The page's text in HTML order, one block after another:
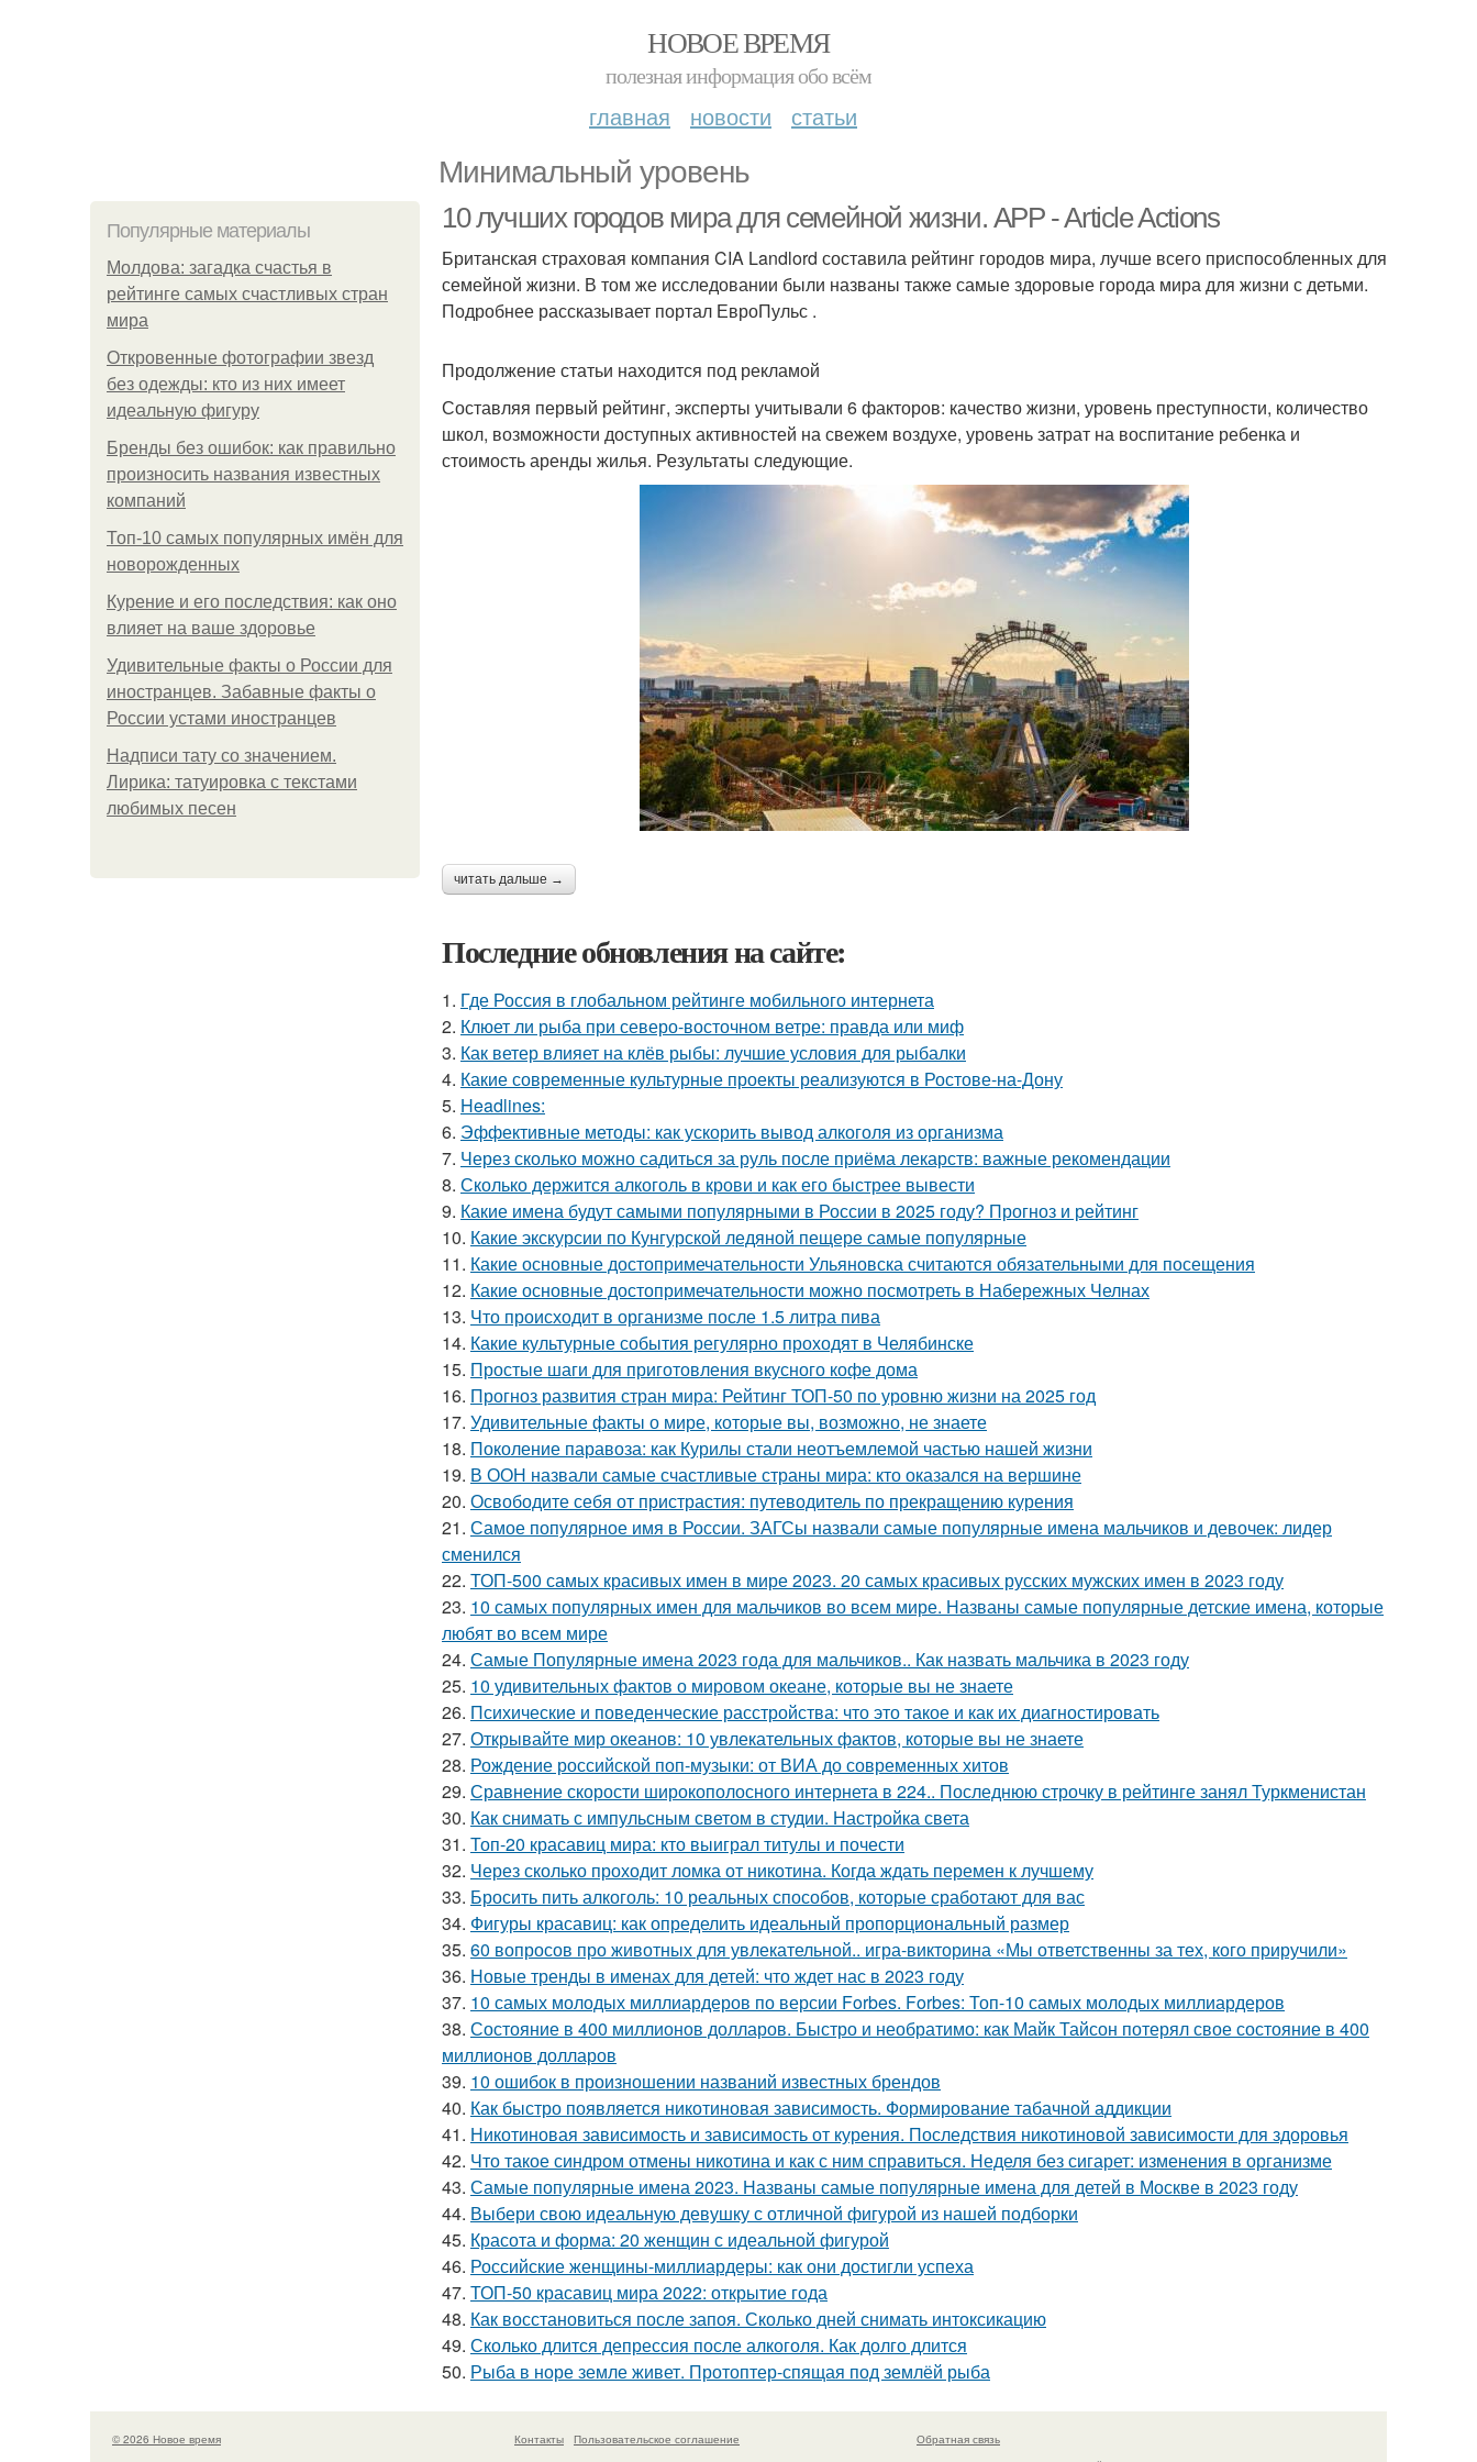
НОВОЕ ВРЕМЯ
полезная информация обо всём
главная новости статьи
Минимальный уровень
Популярные материалы
Молдова: загадка счастья в
рейтинге самых счастливых стран
мира
Откровенные фотографии звезд
без одежды: кто из них имеет
идеальную фигуру
Бренды без ошибок: как правильно
произносить названия известных
компаний
Топ-10 самых популярных имён для
новорожденных
Курение и его последствия: как оно
влияет на ваше здоровье
Удивительные факты о России для
иностранцев. Забавные факты о
России устами иностранцев
Надписи тату со значением.
Лирика: татуировка с текстами
любимых песен
10 лучших городов мира для семейной жизни. APP - Article Actions
Британская страховая компания CIA Landlord составила рейтинг городов мира, лучше всего приспособленных для
семейной жизни. В том же исследовании были названы также самые здоровые города мира для жизни с детьми.
Подробнее рассказывает портал ЕвроПульс .
Продолжение статьи находится под рекламой
Составляя первый рейтинг, эксперты учитывали 6 факторов: качество жизни, уровень преступности, количество
школ, возможности доступных активностей на свежем воздухе, уровень затрат на воспитание ребенка и
стоимость аренды жилья. Результаты следующие.
читать дальше →
Последние обновления на сайте:
1. Где Россия в глобальном рейтинге мобильного интернета
2. Клюет ли рыба при северо-восточном ветре: правда или миф
3. Как ветер влияет на клёв рыбы: лучшие условия для рыбалки
4. Какие современные культурные проекты реализуются в Ростове-на-Дону
5. Headlines:
6. Эффективные методы: как ускорить вывод алкоголя из организма
7. Через сколько можно садиться за руль после приёма лекарств: важные рекомендации
8. Сколько держится алкоголь в крови и как его быстрее вывести
9. Какие имена будут самыми популярными в России в 2025 году? Прогноз и рейтинг
10. Какие экскурсии по Кунгурской ледяной пещере самые популярные
11. Какие основные достопримечательности Ульяновска считаются обязательными для посещения
12. Какие основные достопримечательности можно посмотреть в Набережных Челнах
13. Что происходит в организме после 1.5 литра пива
14. Какие культурные события регулярно проходят в Челябинске
15. Простые шаги для приготовления вкусного кофе дома
16. Прогноз развития стран мира: Рейтинг ТОП-50 по уровню жизни на 2025 год
17. Удивительные факты о мире, которые вы, возможно, не знаете
18. Поколение паравоза: как Курилы стали неотъемлемой частью нашей жизни
19. В ООН назвали самые счастливые страны мира: кто оказался на вершине
20. Освободите себя от пристрастия: путеводитель по прекращению курения
21. Самое популярное имя в России. ЗАГСы назвали самые популярные имена мальчиков и девочек: лидер
сменился
22. ТОП-500 самых красивых имен в мире 2023. 20 самых красивых русских мужских имен в 2023 году
23. 10 самых популярных имен для мальчиков во всем мире. Названы самые популярные детские имена, которые
любят во всем мире
24. Самые Популярные имена 2023 года для мальчиков.. Как назвать мальчика в 2023 году
25. 10 удивительных фактов о мировом океане, которые вы не знаете
26. Психические и поведенческие расстройства: что это такое и как их диагностировать
27. Открывайте мир океанов: 10 увлекательных фактов, которые вы не знаете
28. Рождение российской поп-музыки: от ВИА до современных хитов
29. Сравнение скорости широкополосного интернета в 224.. Последнюю строчку в рейтинге занял Туркменистан
30. Как снимать с импульсным светом в студии. Настройка света
31. Топ-20 красавиц мира: кто выиграл титулы и почести
32. Через сколько проходит ломка от никотина. Когда ждать перемен к лучшему
33. Бросить пить алкоголь: 10 реальных способов, которые сработают для вас
34. Фигуры красавиц: как определить идеальный пропорциональный размер
35. 60 вопросов про животных для увлекательной.. игра-викторина «Мы ответственны за тех, кого приручили»
36. Новые тренды в именах для детей: что ждет нас в 2023 году
37. 10 самых молодых миллиардеров по версии Forbes. Forbes: Топ-10 самых молодых миллиардеров
38. Состояние в 400 миллионов долларов. Быстро и необратимо: как Майк Тайсон потерял свое состояние в 400
миллионов долларов
39. 10 ошибок в произношении названий известных брендов
40. Как быстро появляется никотиновая зависимость. Формирование табачной аддикции
41. Никотиновая зависимость и зависимость от курения. Последствия никотиновой зависимости для здоровья
42. Что такое синдром отмены никотина и как с ним справиться. Неделя без сигарет: изменения в организме
43. Самые популярные имена 2023. Названы самые популярные имена для детей в Москве в 2023 году
44. Выбери свою идеальную девушку с отличной фигурой из нашей подборки
45. Красота и форма: 20 женщин с идеальной фигурой
46. Российские женщины-миллиардеры: как они достигли успеха
47. ТОП-50 красавиц мира 2022: открытие года
48. Как восстановиться после запоя. Сколько дней снимать интоксикацию
49. Сколько длится депрессия после алкоголя. Как долго длится
50. Рыба в норе земле живет. Протоптер-спящая под землёй рыба
© 2026 Новое время Контакты
Пользовательское соглашение
Обратная связь